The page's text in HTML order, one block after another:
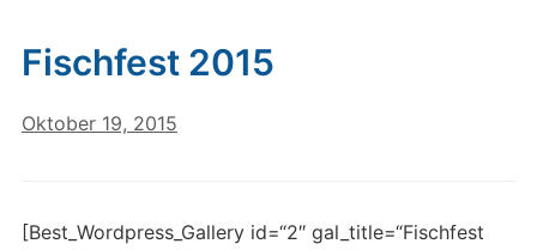
Fischfest 2015
Oktober 19, 2015
[Best_Wordpress_Gallery id=“2″ gal_title=“Fischfest